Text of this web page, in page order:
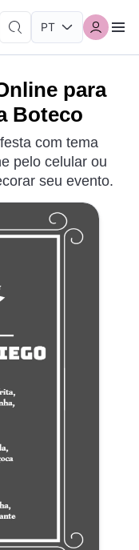
para
Boteco
com tema
pelo celular ou
seu evento.